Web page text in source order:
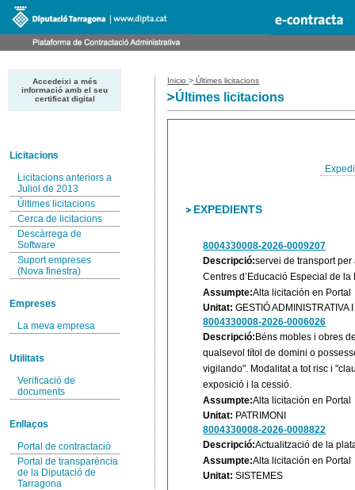
Accedeixi a més
informació amb el seu
certificat digital
Licitacions
Licitacions anteriors a
Juliol de 2013
Últimes licitacions
Cerca de licitacions
Descàrrega de
Software
Suport empreses
(Nova finestra)
Empreses
La meva empresa
Utilitats
Verificació de
documents
Enllaços
Portal de contractació
Portal de transparència
de la Diputació de
Tarragona
Inicio> Últimes licitacions
Últimes licitacions
EXPEDIENTS
8004330008-2026-0009207
Descripció:servei de transport
Centres d’Educació Especial de
Assumpte:Alta licitación en Portal
Unitat:GESTIÓ ADMINISTRATIVA
8004330008-2026-0006026
Descripció:Béns mobles i obres
qualsevol títol de domini o
vigilando". Modalitat a tot risc i
exposició i la cessió.
Assumpte:Alta licitación en Portal
Unitat: PATRIMONI
8004330008-2026-0008822
Descripció:Actualització de la
Assumpte:Alta licitación en Portal
Unitat:SISTEMES